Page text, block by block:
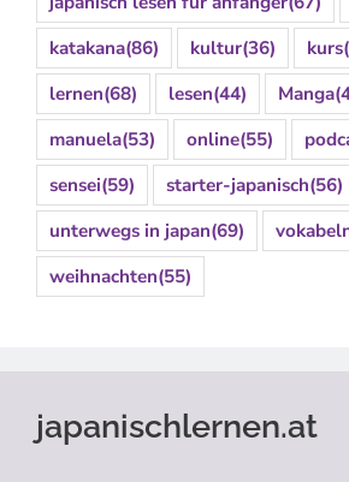
katakana(86) kultur(36) kurs
lernen(68) lesen(44) Manga
manuela(53) online(55)
sensei(59) starter-japanisch(56)
unterwegs in japan(69)
weihnachten(55)
japanischlernen.at